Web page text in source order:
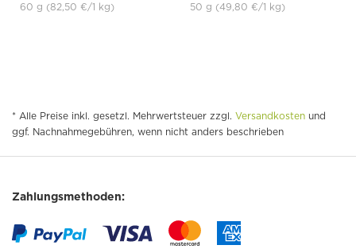
60 g (82,50 €/1 kg) 50 g (49,80 €/1 kg)
* Alle Preise inkl. gesetzl. Mehrwertsteuer zzgl. Versandkosten und
ggf. Nachnahmegebühren, wenn nicht anders beschrieben
Zahlungsmethoden: